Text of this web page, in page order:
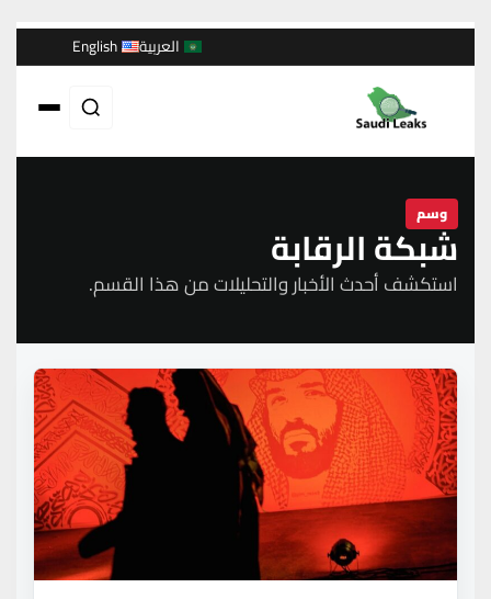
العربية English
وسم
شبكة الرقابة
استكشف أحدث الأخبار والتحليلات من هذا القسم.